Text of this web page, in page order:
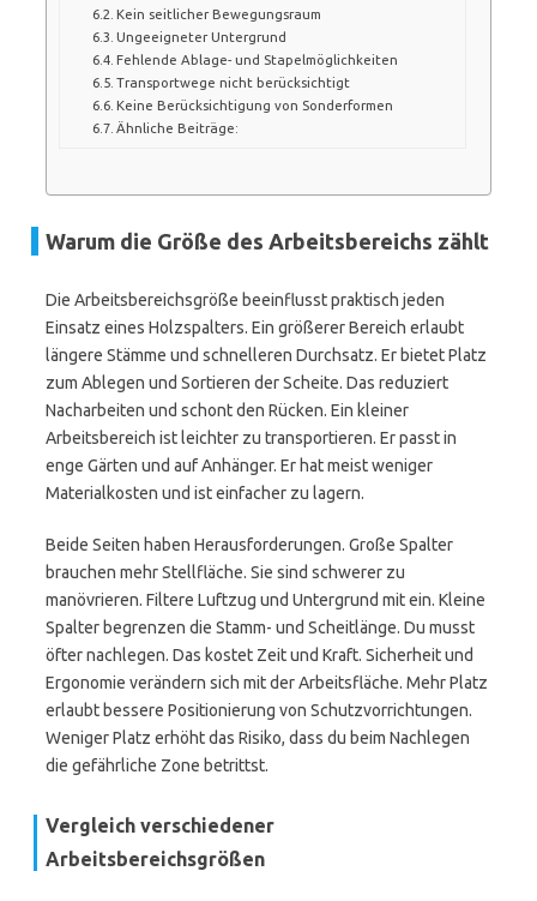
Kein seitlicher Bewegungsraum
Ungeeigneter Untergrund
Fehlende Ablage- und Stapelmöglichkeiten
Transportwege nicht berücksichtigt
Keine Berücksichtigung von Sonderformen
Ähnliche Beiträge:
Warum die Größe des Arbeitsbereichs zählt
Die Arbeitsbereichsgröße beeinflusst praktisch jeden
Einsatz eines Holzspalters. Ein größerer Bereich erlaubt
längere Stämme und schnelleren Durchsatz. Er bietet Platz
zum Ablegen und Sortieren der Scheite. Das reduziert
Nacharbeiten und schont den Rücken. Ein kleiner
Arbeitsbereich ist leichter zu transportieren. Er passt in
enge Gärten und auf Anhänger. Er hat meist weniger
Materialkosten und ist einfacher zu lagern.
Beide Seiten haben Herausforderungen. Große Spalter
brauchen mehr Stellfläche. Sie sind schwerer zu
manövrieren. Filtere Luftzug und Untergrund mit ein. Kleine
Spalter begrenzen die Stamm- und Scheitlänge. Du musst
öfter nachlegen. Das kostet Zeit und Kraft. Sicherheit und
Ergonomie verändern sich mit der Arbeitsfläche. Mehr Platz
erlaubt bessere Positionierung von Schutzvorrichtungen.
Weniger Platz erhöht das Risiko, dass du beim Nachlegen
die gefährliche Zone betrittst.
Vergleich verschiedener
Arbeitsbereichsgrößen